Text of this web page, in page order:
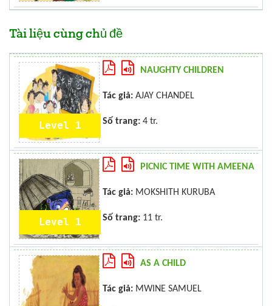
Tài liệu cùng chủ đề
Level 1
NAUGHTY CHILDREN
Tác giả: AJAY CHANDEL
Số trang: 4 tr.
Level 1
PICNIC TIME WITH AMEENA
Tác giả: MOKSHITH KURUBA
Số trang: 11 tr.
AS A CHILD
Tác giả: MWINE SAMUEL